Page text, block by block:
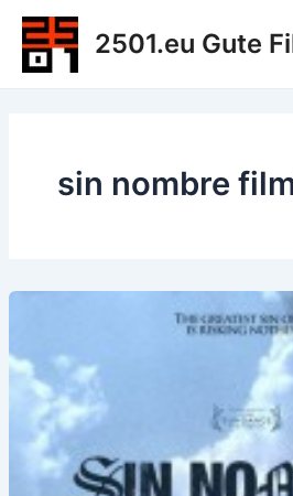
Zum
Inhalt
springen
2501.eu Gute
sin nombre